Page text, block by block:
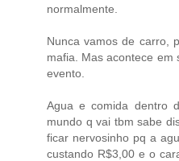
normalmente.
Nunca vamos de carro,
mafia. Mas acontece em
evento.
Agua e comida dentro
mundo q vai tbm sabe
ficar nervosinho pq a
custando R$3,00 e o